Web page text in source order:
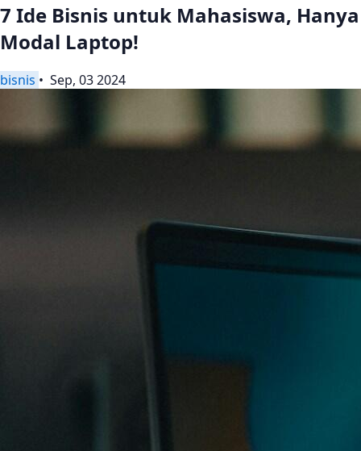
7 Ide Bisnis untuk Mahasiswa, Hanya
Modal Laptop!
bisnis • Sep, 03 2024